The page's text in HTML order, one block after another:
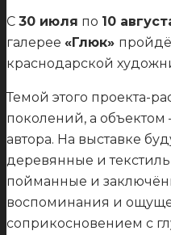
С 30 июля по 10
галерее «Глюк»
краснодарской
Темой этого проекта-
поколений, а объектом
автора. На выставке
деревянные и
пойманные и
воспоминания и
соприкосновением с